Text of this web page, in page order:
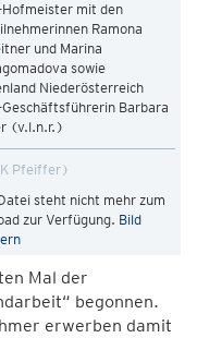
Hofmeister mit den
Ramona
und Marina
sowie
Niederösterreich
Geschäftsführerin Barbara
(v.l.n.r.)
Pfeiffer
steht nicht mehr zum
zur Verfügung. Bild
Mal der
begonnen.
erwerben damit